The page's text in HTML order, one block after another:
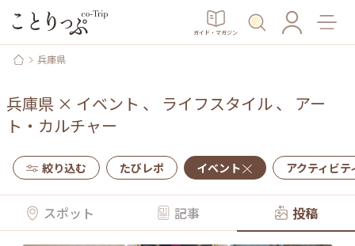
ガイド・マガジン
兵庫県
兵庫県 × イベント 、 ライフスタイル、 アー
ト・カルチャー
絞り込む たびレポ イベント アクティビテ
スポット 記事 投稿